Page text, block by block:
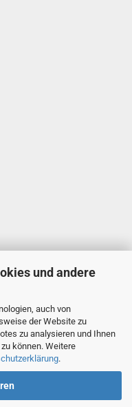
und andere
auch von
der Website zu
zu analysieren und Ihnen
können. Weitere
.